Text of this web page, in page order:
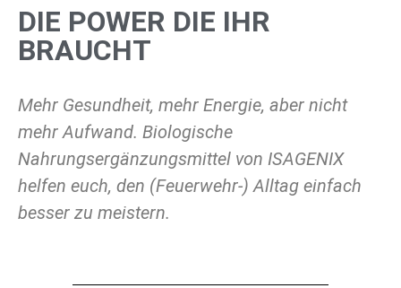
DIE POWER DIE IHR
BRAUCHT
Mehr Gesundheit, mehr Energie, aber nicht
mehr Aufwand. Biologische
Nahrungsergänzungsmittel von ISAGENIX
helfen euch, den (Feuerwehr-) Alltag einfach
besser zu meistern.